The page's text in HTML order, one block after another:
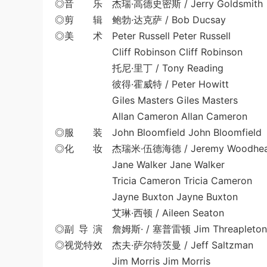
◎音 乐 杰瑞·高德史密斯 / Jerry Goldsmith
◎剪 辑 鲍勃·达克萨 / Bob Ducsay
◎美 术 Peter Russell Peter Russell
Cliff Robinson Cliff Robinson
托尼·里丁 / Tony Reading
彼得·霍威特 / Peter Howitt
Giles Masters Giles Masters
Allan Cameron Allan Cameron
◎服 装 John Bloomfield John Bloomfield
◎化 妆 杰瑞米·伍德海德 / Jeremy
Jane Walker Jane Walker
Tricia Cameron Tricia Cameron
Jayne Buxton Jayne Buxton
艾琳·西顿 / Aileen Seaton
◎副 导 演 詹姆斯· / 塞普雷顿 Jim Threapleton
◎视觉特效 杰夫·萨尔特茨曼 / Jeff Saltzman
Jim Morris Jim Morris